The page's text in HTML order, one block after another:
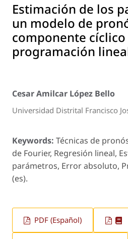
Estimación de los
un modelo de
componente cíclico
programación
Cesar Amilcar López Bello
Universidad Distrital Francisco
Keywords: Técnicas de
de Fourier, Regresión lineal,
parámetros, Error absoluto,
(es).
PDF (Español)